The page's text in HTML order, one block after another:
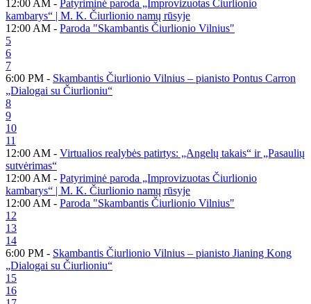
12:00 AM - Patyriminė paroda „Improvizuotas Čiurlionio
kambarys“ | M. K. Čiurlionio namų rūsyje
12:00 AM - Paroda "Skambantis Čiurlionio Vilnius"
5
6
7
6:00 PM - Skambantis Čiurlionio Vilnius – pianisto Pontus Carron
„Dialogai su Čiurlioniu“
8
9
10
11
12:00 AM - Virtualios realybės patirtys: „Angelų takais“ ir „Pasaulių
sutvėrimas“
12:00 AM - Patyriminė paroda „Improvizuotas Čiurlionio
kambarys“ | M. K. Čiurlionio namų rūsyje
12:00 AM - Paroda "Skambantis Čiurlionio Vilnius"
12
13
14
6:00 PM - Skambantis Čiurlionio Vilnius – pianisto Jianing Kong
„Dialogai su Čiurlioniu“
15
16